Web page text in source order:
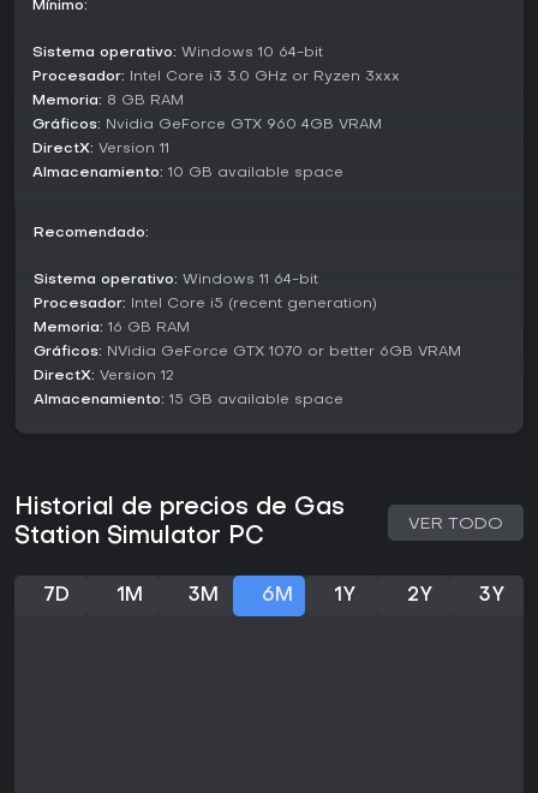
servicios extra o contenido temático. Sin embargo, los
el rendimiento, especialmente tras las novedades. El juego
sigue recibiendo soporte con lanzamientos que extienden
la experiencia base, aunque algunos updates han
agravado fallos técnicos.
¿Merece la pena?
una opción sólida para fans de los simuladores que
plataformas como OpenCritic lo califican como 'Fair', un
reflejo del disfrute por las mecánicas centrales mezclado
en ofertas. Quienes odian glitches técnicos podrían esperar
más parches, pero como sim casual cumple de sobra en su
Mínimo:
Sistema operativo: Windows 10 64-bit
Procesador: Intel Core i3 3.0 GHz or Ryzen 3xxx
Memoria: 8 GB RAM
Gráficos: Nvidia GeForce GTX 960 4GB VRAM
DirectX: Version 11
Almacenamiento: 10 GB available space
Recomendado:
Sistema operativo: Windows 11 64-bit
Procesador: Intel Core i5 (recent generation)
Memoria: 16 GB RAM
Gráficos: NVidia GeForce GTX 1070 or better 6GB VRAM
DirectX: Version 12
Almacenamiento: 15 GB available space
Historial de precios de Gas
Station Simulator PC
VER TODO
7D 1M 3M 6M 1Y 2Y 3Y